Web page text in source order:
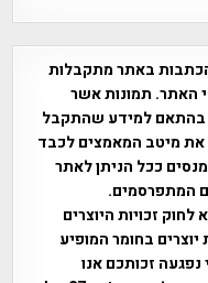
באתר מתקבלות
האתר. תמונות אשר
בהתאם למידע שהתקבל
את מיטב המאמצים לכבד
ככל הניתן לאתר
המתפרסמים.
השימוש נעשה על פי עדכון 5 לסעיף 27א לחוק זכויות היוצרים
יוצרים בחומר המופיע
זכותכם אנו